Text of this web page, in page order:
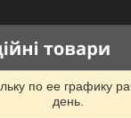
по ее графику
день.